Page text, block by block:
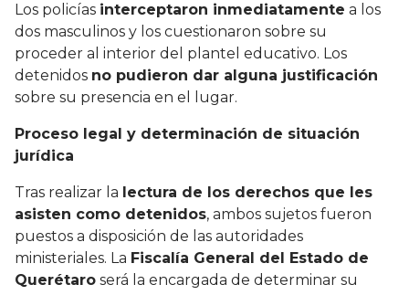
Los policías interceptaron inmediatamente a los
dos masculinos y los cuestionaron sobre su
proceder al interior del plantel educativo. Los
detenidos no pudieron dar alguna justificación
sobre su presencia en el lugar.
Proceso legal y determinación de situación
jurídica
Tras realizar la lectura de los derechos que les
asisten como detenidos, ambos sujetos fueron
puestos a disposición de las autoridades
ministeriales. La Fiscalía General del Estado de
Querétaro será la encargada de determinar su